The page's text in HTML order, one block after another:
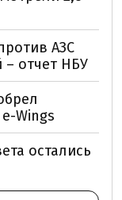
АЗС
– отчет НБУ
Wings
остались